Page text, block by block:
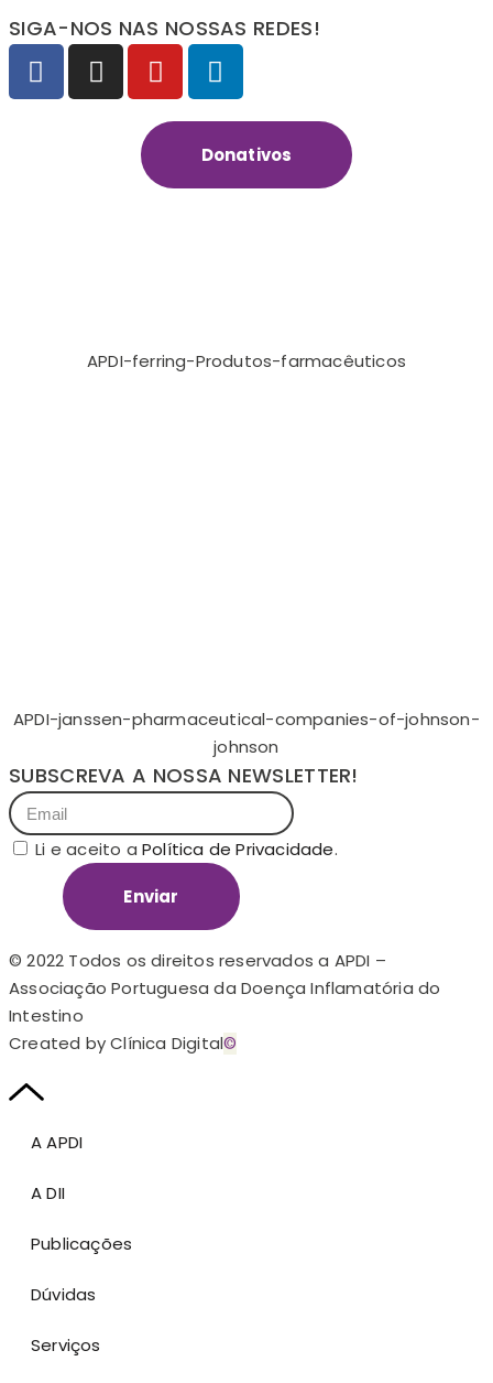
SIGA-NOS NAS NOSSAS REDES!
Donativos
APDI-ferring-Produtos-farmacêuticos
APDI-janssen-pharmaceutical-companies-of-johnson-
johnson
SUBSCREVA A NOSSA NEWSLETTER!
Li e aceito aPolítica de Privacidade.
Enviar
© 2022 Todos os direitos reservados a APDI –
Associação Portuguesa da Doença Inflamatória do
Intestino
Created by Clínica Digital©
A APDI
A DII
Publicações
Dúvidas
Serviços